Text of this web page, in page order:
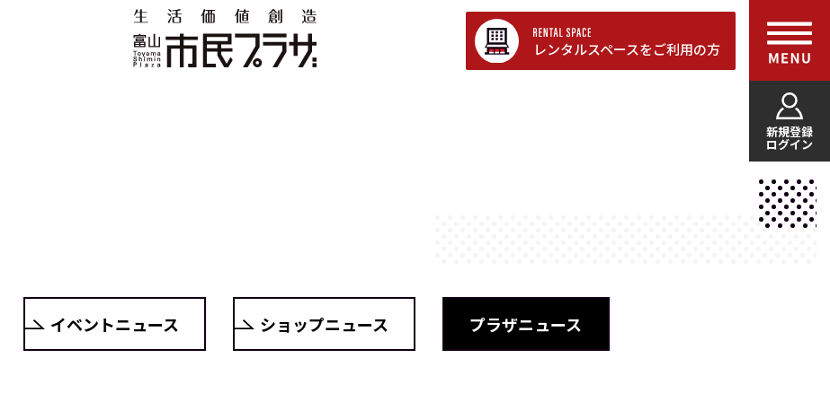
新規登録
ログイン
レンタルスペースをご利用の方
イベントニュース ショップニュース プラザニュース